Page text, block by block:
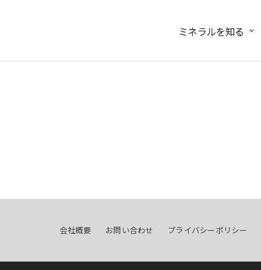
ミネラルを知る
会社概要 お問い合わせ プライバシーポリシー